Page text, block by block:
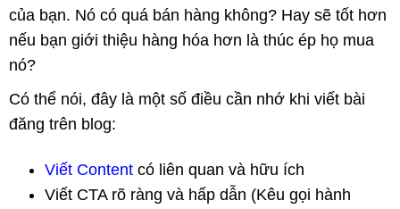
của bạn. Nó có quá bán hàng không? Hay sẽ tốt hơn
nếu bạn giới thiệu hàng hóa hơn là thúc ép họ mua
nó?
Có thể nói, đây là một số điều cần nhớ khi viết bài
đăng trên blog:
Viết Content có liên quan và hữu ích
Viết CTA rõ ràng và hấp dẫn (Kêu gọi hành